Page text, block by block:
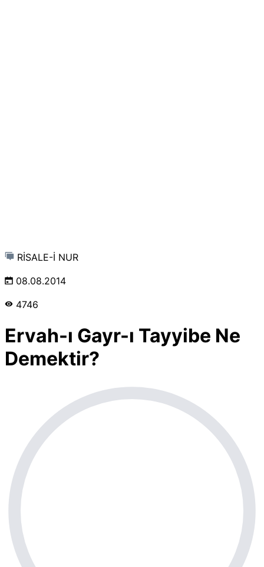
RİSALE-İ NUR
08.08.2014
4746
Ervah-ı Gayr-ı Tayyibe Ne
Demektir?